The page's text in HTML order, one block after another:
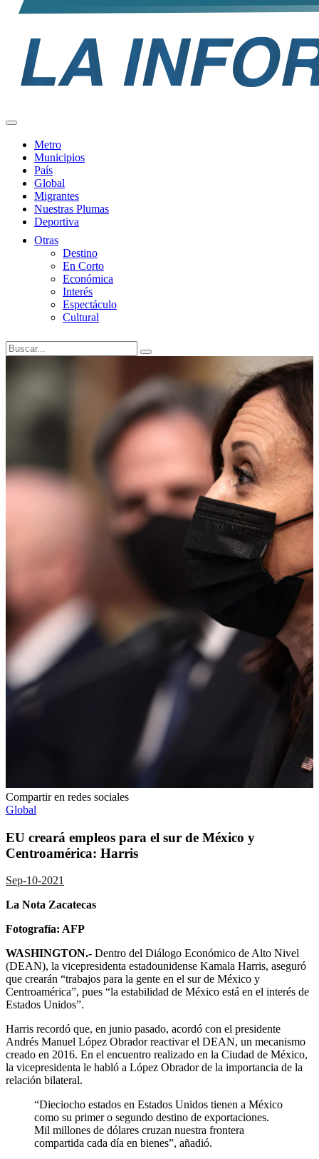
Metro
Municipios
País
Global
Migrantes
Nuestras Plumas
Deportiva
Otras
Destino
En Corto
Económica
Interés
Espectáculo
Cultural
Compartir en redes sociales
Global
EU creará empleos para el sur de México y
Centroamérica: Harris
Sep-10-2021
La Nota Zacatecas
Fotografía: AFP
WASHINGTON.- Dentro del Diálogo Económico de Alto Nivel
(DEAN), la vicepresidenta estadounidense Kamala Harris, aseguró
que crearán “trabajos para la gente en el sur de México y
Centroamérica”, pues “la estabilidad de México está en el interés de
Estados Unidos”.
Harris recordó que, en junio pasado, acordó con el presidente
Andrés Manuel López Obrador reactivar el DEAN, un mecanismo
creado en 2016. En el encuentro realizado en la Ciudad de México,
la vicepresidenta le habló a López Obrador de la importancia de la
relación bilateral.
“Dieciocho estados en Estados Unidos tienen a México
como su primer o segundo destino de exportaciones.
Mil millones de dólares cruzan nuestra frontera
compartida cada día en bienes”, añadió.